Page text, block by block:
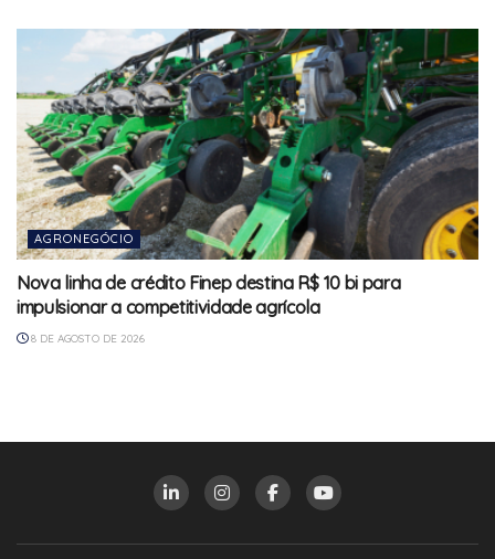
AGRONEGÓCIO
Nova linha de crédito Finep destina R$ 10 bi para
impulsionar a competitividade agrícola
8 DE AGOSTO DE 2026